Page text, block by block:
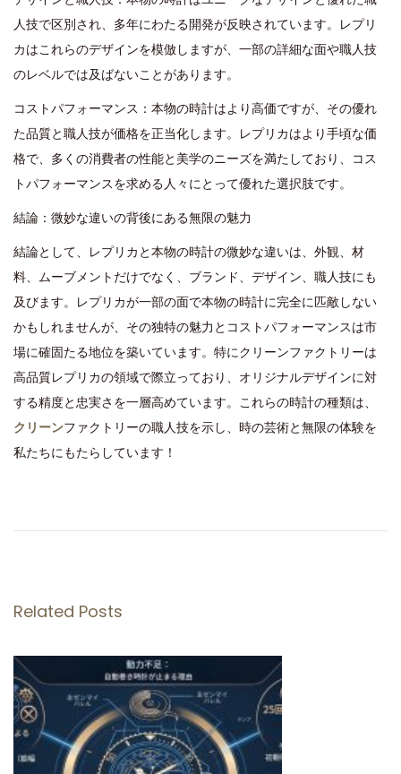
人技で区別され、多年にわたる開発が反映されています。レプリ
カはこれらのデザインを模倣しますが、一部の詳細な面や職人技
のレベルでは及ばないことがあります。
コストパフォーマンス：本物の時計はより高価ですが、その優れ
た品質と職人技が価格を正当化します。レプリカはより手頃な価
格で、多くの消費者の性能と美学のニーズを満たしており、コス
トパフォーマンスを求める人々にとって優れた選択肢です。
結論：微妙な違いの背後にある無限の魅力
結論として、レプリカと本物の時計の微妙な違いは、外観、材
料、ムーブメントだけでなく、ブランド、デザイン、職人技にも
及びます。レプリカが一部の面で本物の時計に完全に匹敵しない
かもしれませんが、その独特の魅力とコストパフォーマンスは市
場に確固たる地位を築いています。特にクリーンファクトリーは
高品質レプリカの領域で際立っており、オリジナルデザインに対
する精度と忠実さを一層高めています。これらの時計の種類は、
クリーンファクトリーの職人技を示し、時の芸術と無限の体験を
私たちにもたらしています！
工
製
レ
プ
リ
カ
Related Posts